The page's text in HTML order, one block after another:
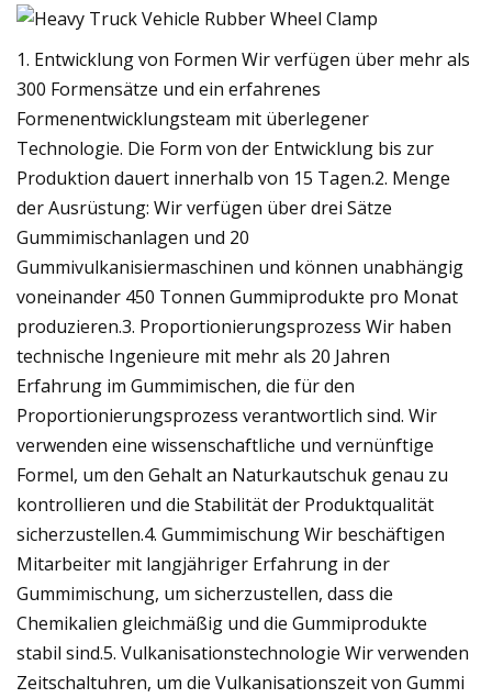
1. Entwicklung von Formen Wir verfügen über mehr als
300 Formensätze und ein erfahrenes
Formenentwicklungsteam mit überlegener
Technologie. Die Form von der Entwicklung bis zur
Produktion dauert innerhalb von 15 Tagen.2. Menge
der Ausrüstung: Wir verfügen über drei Sätze
Gummimischanlagen und 20
Gummivulkanisiermaschinen und können unabhängig
voneinander 450 Tonnen Gummiprodukte pro Monat
produzieren.3. Proportionierungsprozess Wir haben
technische Ingenieure mit mehr als 20 Jahren
Erfahrung im Gummimischen, die für den
Proportionierungsprozess verantwortlich sind. Wir
verwenden eine wissenschaftliche und vernünftige
Formel, um den Gehalt an Naturkautschuk genau zu
kontrollieren und die Stabilität der Produktqualität
sicherzustellen.4. Gummimischung Wir beschäftigen
Mitarbeiter mit langjähriger Erfahrung in der
Gummimischung, um sicherzustellen, dass die
Chemikalien gleichmäßig und die Gummiprodukte
stabil sind.5. Vulkanisationstechnologie Wir verwenden
Zeitschaltuhren, um die Vulkanisationszeit von Gummi